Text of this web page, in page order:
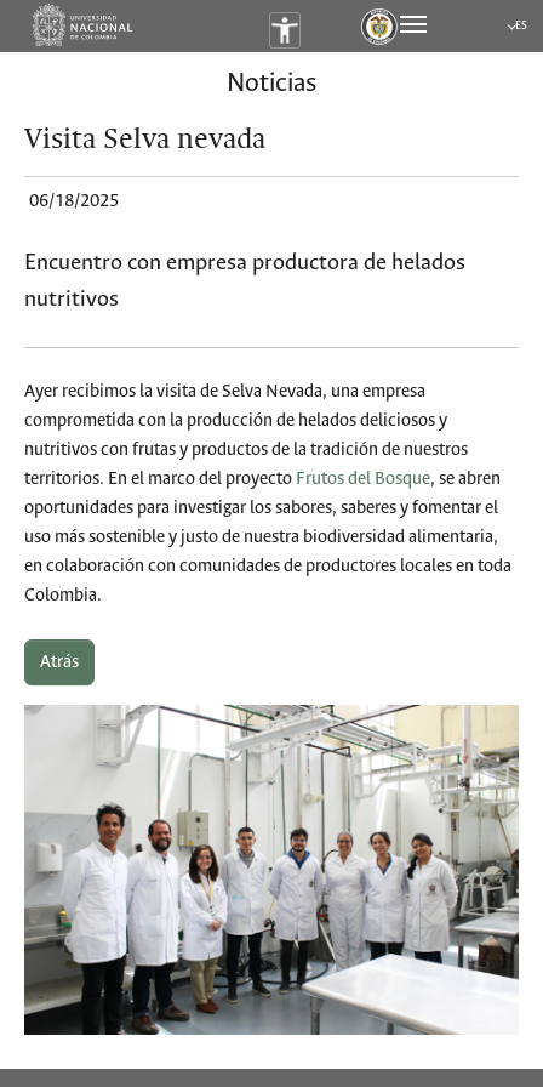
ES
Noticias
Visita Selva nevada
06/18/2025
Encuentro con empresa productora de helados
nutritivos
Ayer recibimos la visita de Selva Nevada, una empresa
comprometida con la producción de helados deliciosos y
nutritivos con frutas y productos de la tradición de nuestros
territorios. En el marco del proyecto Frutos del Bosque, se abren
oportunidades para investigar los sabores, saberes y fomentar el
uso más sostenible y justo de nuestra biodiversidad alimentaria,
en colaboración con comunidades de productores locales en toda
Colombia.
Atrás